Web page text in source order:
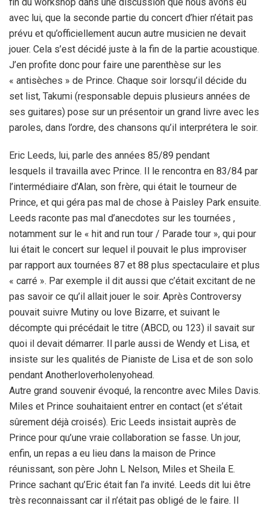
avec lui, que la seconde partie du concert d’hier n’était pas
prévu et qu’officiellement aucun autre musicien ne devait
jouer. Cela s’est décidé juste à la fin de la partie acoustique.
J’en profite donc pour faire une parenthèse sur les
« antisèches » de Prince. Chaque soir lorsqu’il décide du
set list, Takumi (responsable depuis plusieurs années de
ses guitares) pose sur un présentoir un grand livre avec les
paroles, dans l’ordre, des chansons qu’il interprétera le soir.
Eric Leeds, lui, parle des années 85/89 pendant
lesquels il travailla avec Prince. Il le rencontra en 83/84 par
l’intermédiaire d’Alan, son frère, qui était le tourneur de
Prince, et qui géra pas mal de chose à Paisley Park ensuite.
Leeds raconte pas mal d’anecdotes sur les tournées ,
notamment sur le « hit and run tour / Parade tour », qui pour
lui était le concert sur lequel il pouvait le plus improviser
par rapport aux tournées 87 et 88 plus spectaculaire et plus
« carré ». Par exemple il dit aussi que c’était excitant de ne
pas savoir ce qu’il allait jouer le soir. Après Controversy
pouvait suivre Mutiny ou love Bizarre, et suivant le
décompte qui précédait le titre (ABCD, ou 123) il savait sur
quoi il devait démarrer. Il parle aussi de Wendy et Lisa, et
insiste sur les qualités de Pianiste de Lisa et de son solo
pendant Anotherloverholenyohead.
Autre grand souvenir évoqué, la rencontre avec Miles Davis.
Miles et Prince souhaitaient entrer en contact (et s’était
sûrement déjà croisés). Eric Leeds insistait auprès de
Prince pour qu’une vraie collaboration se fasse. Un jour,
enfin, un repas a eu lieu dans la maison de Prince
réunissant, son père John L Nelson, Miles et Sheila E.
Prince sachant qu’Eric était fan l’a invité. Leeds dit lui être
très reconnaissant car il n’était pas obligé de le faire. Il